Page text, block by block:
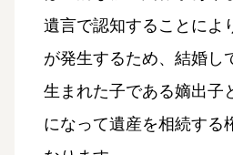
遺言で認知することによ
が発生するため、結婚し
生まれた子である嫡出子
になって遺産を相続する